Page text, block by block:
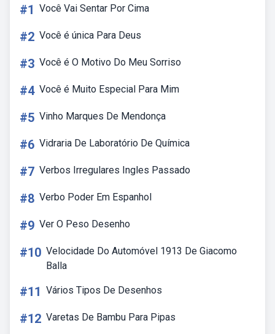
#1 Você Vai Sentar Por Cima
#2 Você é única Para Deus
#3 Você é O Motivo Do Meu Sorriso
#4 Você é Muito Especial Para Mim
#5 Vinho Marques De Mendonça
#6 Vidraria De Laboratório De Química
#7 Verbos Irregulares Ingles Passado
#8 Verbo Poder Em Espanhol
#9 Ver O Peso Desenho
#10 Velocidade Do Automóvel 1913 De Giacomo
Balla
#11 Vários Tipos De Desenhos
#12 Varetas De Bambu Para Pipas